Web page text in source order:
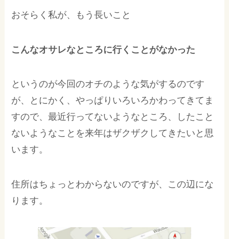
おそらく私が、もう長いこと
こんなオサレなところに行くことがなかった
というのが今回のオチのような気がするのです
が、とにかく、やっぱりいろいろかわってきてま
すので、最近行ってないようなところ、したこと
ないようなことを来年はザクザクしてきたいと思
います。
住所はちょっとわからないのですが、この辺にな
ります。